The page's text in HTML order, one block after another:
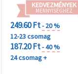
KEDVEZMÉNYEK
MENNYISÉGHEZ
249.60 Ft- 20 %
12-23 csomag
187.20 Ft- 40 %
24 csomag +